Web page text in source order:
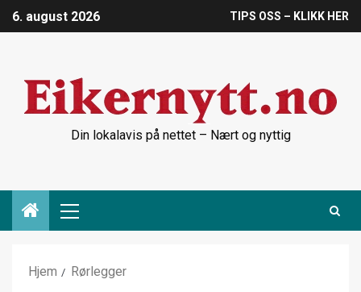
6. august 2026 TIPS OSS – KLIKK HER
Din lokalavis på nettet – Nært og nyttig
Hjem Rørlegger